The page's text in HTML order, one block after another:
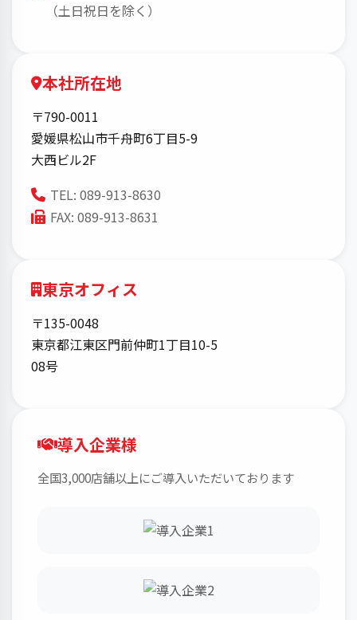
（土日祝日を除く）
本社所在地
〒790-0011
愛媛県松山市千舟町6丁目5-9
大西ビル2F
TEL: 089-913-8630
FAX: 089-913-8631
東京オフィス
〒135-0048
東京都江東区門前仲町1丁目10-5
08号
導入企業様
全国3,000店舗以上にご導入いただいております